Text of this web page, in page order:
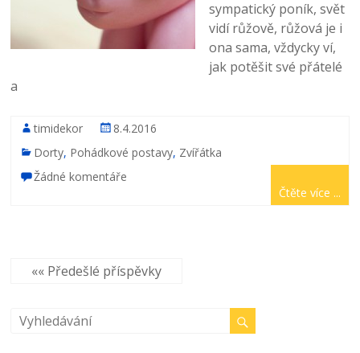
sympatický poník, svět
vidí růžově, růžová je i
ona sama, vždycky ví,
jak potěšit své přátelé
a
timidekor
8.4.2016
Dorty, Pohádkové postavy, Zvířátka
Žádné komentáře
Čtěte více ...
«« Předešlé příspěvky